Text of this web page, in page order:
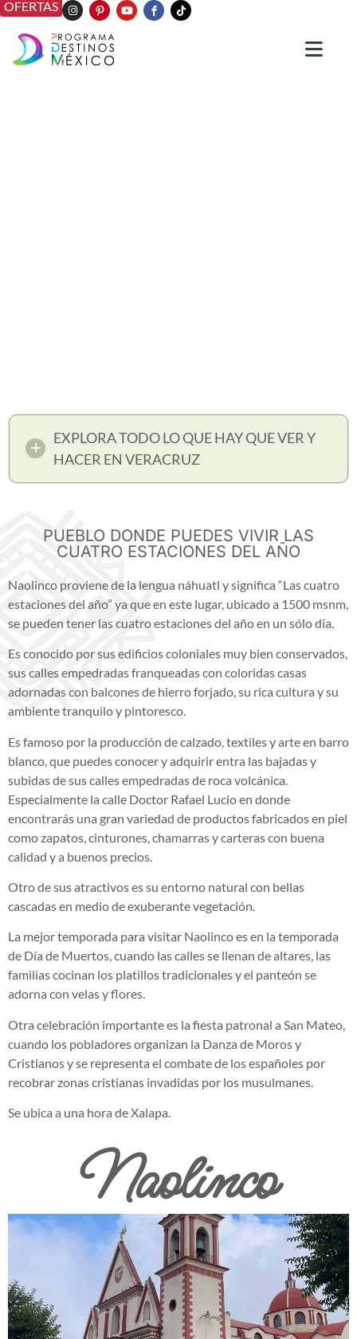
OFERTAS
EXPLORA TODO LO QUE HAY QUE VER Y
HACER EN VERACRUZ
PUEBLO DONDE PUEDES VIVIR LAS
CUATRO ESTACIONES DEL AÑO
Naolinco proviene de la lengua náhuatl y significa “Las cuatro
estaciones del año” ya que en este lugar, ubicado a 1500 msnm,
se pueden tener las cuatro estaciones del año en un sólo día.
Es conocido por sus edificios coloniales muy bien conservados,
sus calles empedradas franqueadas con coloridas casas
adornadas con balcones de hierro forjado, su rica cultura y su
ambiente tranquilo y pintoresco.
Es famoso por la producción de calzado, textiles y arte en barro
blanco, que puedes conocer y adquirir entra las bajadas y
subidas de sus calles empedradas de roca volcánica.
Especialmente la calle Doctor Rafael Lucio en donde
encontrarás una gran variedad de productos fabricados en piel
como zapatos, cinturones, chamarras y carteras con buena
calidad y a buenos precios.
Otro de sus atractivos es su entorno natural con bellas
cascadas en medio de exuberante vegetación.
La mejor temporada para visitar Naolinco es en la temporada
de Día de Muertos, cuando las calles se llenan de altares, las
familias cocinan los platillos tradicionales y el panteón se
adorna con velas y flores.
Otra celebración importante es la fiesta patronal a San Mateo,
cuando los pobladores organizan la Danza de Moros y
Cristianos y se representa el combate de los españoles por
recobrar zonas cristianas invadidas por los musulmanes.
Se ubica a una hora de Xalapa.
Naolinco